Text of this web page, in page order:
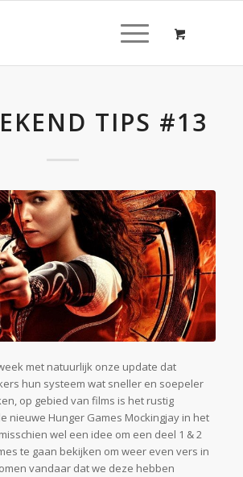
TIPS #13
met natuurlijk onze update dat
hun systeem wat sneller en soepeler
op gebied van films is het rustig
nieuwe Hunger Games Mockingjay in het
wel een idee om een deel 1 & 2
te gaan bekijken om weer even vers in
vandaar dat we deze hebben